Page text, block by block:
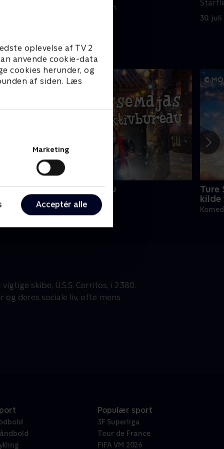
oplevelse af TV 2
anvende cookie-data
cookies herunder, og
af siden. Læs
Marketing
Acceptér alle
30. juli 2025 • 24 min
30. juli
Detektivbureau
• 1 sæsoner
Ture
kilde
skibe, U.S.S. Cerritos, i 2380.
og deres sociale liv, ofte mens
Populær sport
3F Superliga
Tour de France
FIFA VM 2026